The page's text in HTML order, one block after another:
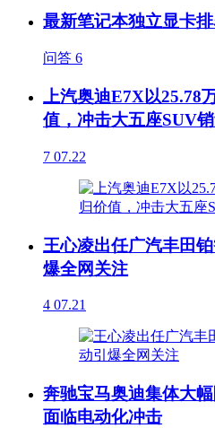
最新笔记本独立显卡排
问答 6
上汽奥迪E7X以25.78
值，冲击大五座SUV
7 07.22
王心凌出任广汽丰田
爆全网关注
4 07.21
奔驰宝马奥迪集体大
面临电动化冲击